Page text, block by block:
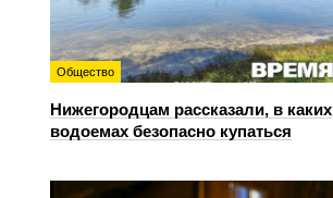
Общество
Нижегородцам рассказали, в каких
водоемах безопасно купаться